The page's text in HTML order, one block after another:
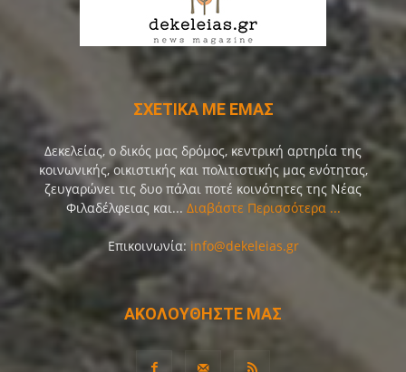
ΣΧΕΤΙΚΑ ΜΕ ΕΜΑΣ
Δεκελείας, ο δικός μας δρόμος, κεντρική αρτηρία της
κοινωνικής, οικιστικής και πολιτιστικής μας ενότητας,
ζευγαρώνει τις δυο πάλαι ποτέ κοινότητες της Νέας
Φιλαδέλφειας και... Διαβάστε Περισσότερα ...
Επικοινωνία: info@dekeleias.gr
ΑΚΟΛΟΥΘΗΣΤΕ ΜΑΣ